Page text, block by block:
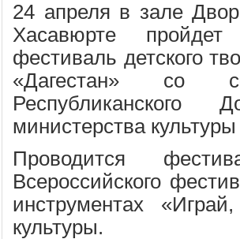
24 апреля в зале
Хасавюрте пройдет
фестиваль детского
«Дагестан» со
Республиканского
министерства культуры
Проводится
Всероссийского
инструментах
культуры.